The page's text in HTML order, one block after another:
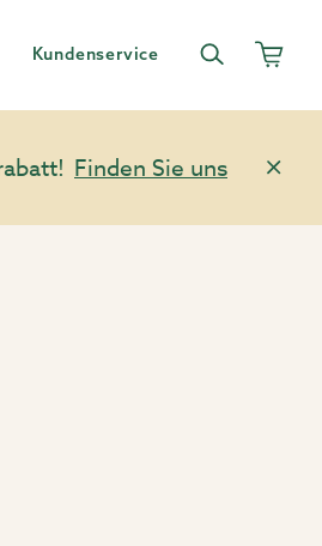
Kundenservice
Finden Sie uns